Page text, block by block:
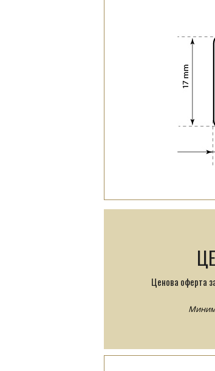
Ценова оферта